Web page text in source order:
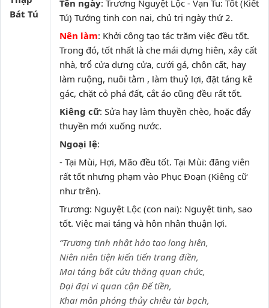
Bát Tú
Tên ngày: Trương Nguyệt Lộc - Vạn Tu: Tốt (Kiết
Tú) Tướng tinh con nai, chủ trị ngày thứ 2.
Nên làm: Khởi công tạo tác trăm việc đều tốt.
Trong đó, tốt nhất là che mái dựng hiên, xây cất
nhà, trổ cửa dựng cửa, cưới gả, chôn cất, hay
làm ruộng, nuôi tằm , làm thuỷ lợi, đặt táng kê
gác, chặt cỏ phá đất, cắt áo cũng đều rất tốt.
Kiêng cữ: Sửa hay làm thuyền chèo, hoặc đẩy
thuyền mới xuống nước.
Ngoại lệ:
- Tại Mùi, Hợi, Mão đều tốt. Tại Mùi: đăng viên
rất tốt nhưng phạm vào Phục Đoạn (Kiêng cữ
như trên).
Trương: Nguyệt Lộc (con nai): Nguyệt tinh, sao
tốt. Việc mai táng và hôn nhân thuận lợi.
“Trương tinh nhật hảo tạo long hiên,
Niên niên tiện kiến tiến trang điền,
Mai táng bất cửu thăng quan chức,
Đại đại vi quan cận Đế tiền,
Khai môn phóng thủy chiêu tài bạch,